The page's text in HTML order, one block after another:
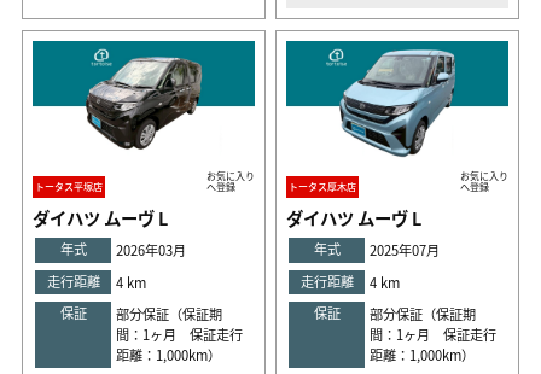
トータス平塚店
お気に入り
へ登録
ダイハツ ムーヴ L
年式
2026年03月
走行距離
4 km
保証
部分保証（保証期
間：1ヶ月 保証走行
距離：1,000km）
トータス厚木店
お気に入り
へ登録
ダイハツ ムーヴ L
年式
2025年07月
走行距離
4 km
保証
部分保証（保証期
間：1ヶ月 保証走行
距離：1,000km）